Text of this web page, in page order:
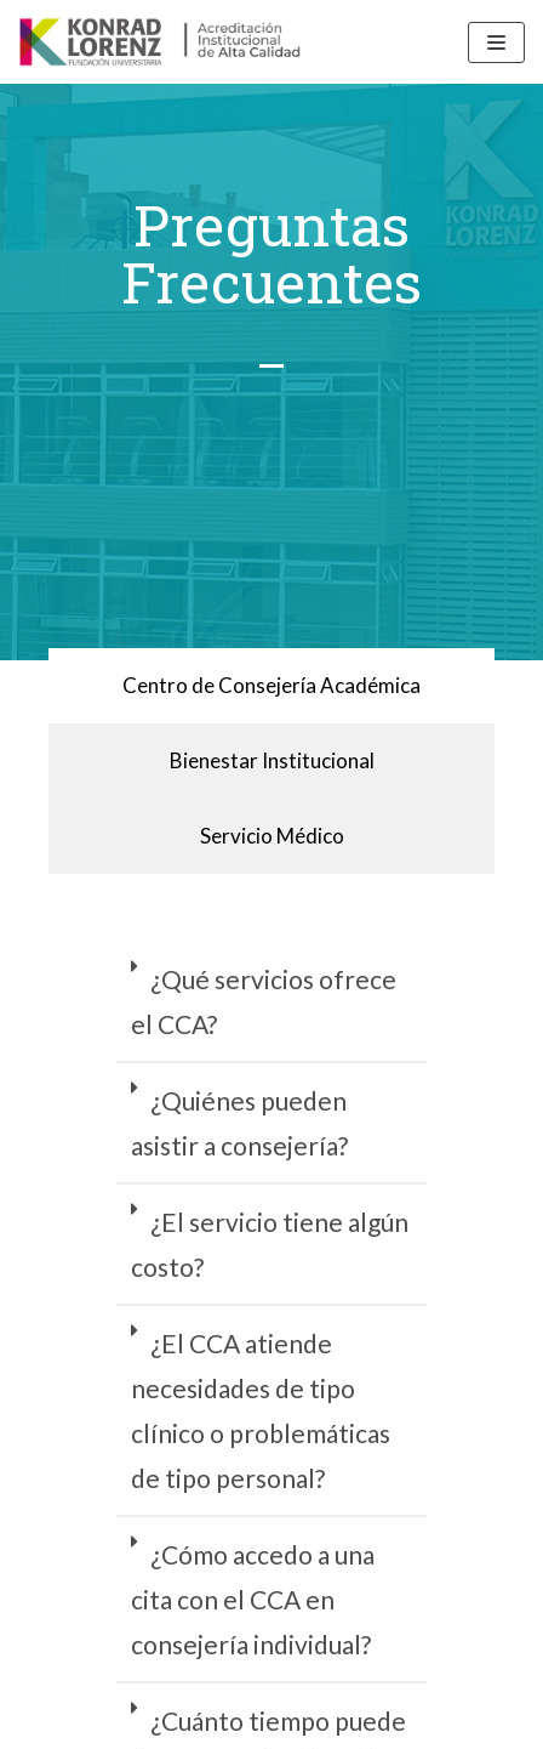
Saltar
al
contenido
Preguntas
Frecuentes
Centro de Consejería Académica​
Bienestar Institucional
Servicio Médico
¿Qué servicios ofrece
el CCA?
¿Quiénes pueden
asistir a consejería?
¿El servicio tiene algún
costo?
¿El CCA atiende
necesidades de tipo
clínico o problemáticas
de tipo personal?
¿Cómo accedo a una
cita con el CCA en
consejería individual?
¿Cuánto tiempo puede